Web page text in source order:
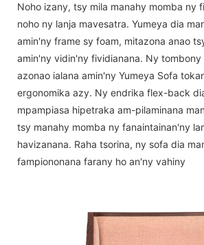
Noho izany, tsy mila manahy momba ny
noho ny lanja mavesatra. Yumeya dia
amin'ny frame sy foam, mitazona anao
amin'ny vidin'ny fividianana. Ny
azonao ialana amin'ny Yumeya Sofa
ergonomika azy. Ny endrika flex-back
mpampiasa hipetraka am-pilaminana
tsy manahy momba ny fanaintainan'ny
havizanana. Raha tsorina, ny sofa dia
fampiononana farany ho an'ny vahiny